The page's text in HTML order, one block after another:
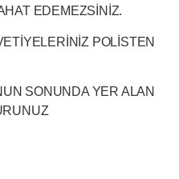
EDEMEZSİNİZ.
POLİSTEN
SONUNDA YER ALAN